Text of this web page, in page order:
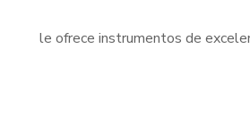
le ofrece instrumentos de